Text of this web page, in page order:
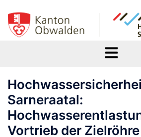
Sarneraatal:
Vortrieb der